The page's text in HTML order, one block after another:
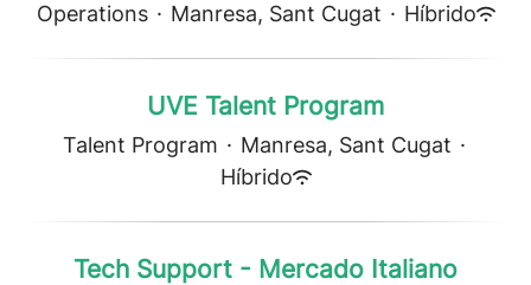
Operations · Manresa, Sant Cugat · Híbrido
UVE Talent Program
Talent Program · Manresa, Sant Cugat ·
Híbrido
Tech Support - Mercado Italiano